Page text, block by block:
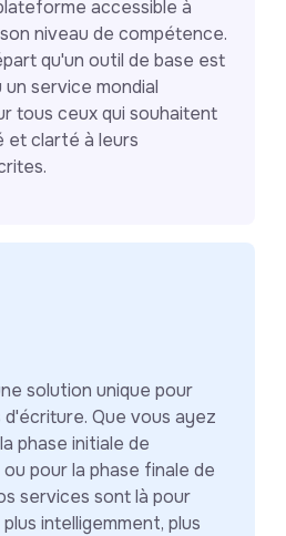
accessible à
niveau de compétence.
qu'un outil de base est
service mondial
tous ceux qui souhaitent
clarté à leurs
solution unique pour
Que vous ayez
phase initiale de
pour la phase finale de
services sont là pour
intelligemment, plus